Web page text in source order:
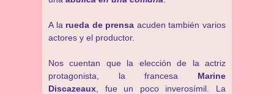
A la rueda de prensa acuden también varios
actores y el productor.
Nos cuentan que la elección de la actriz
protagonista, la francesa Marine
Discazeaux , fue un poco inverosímil. La